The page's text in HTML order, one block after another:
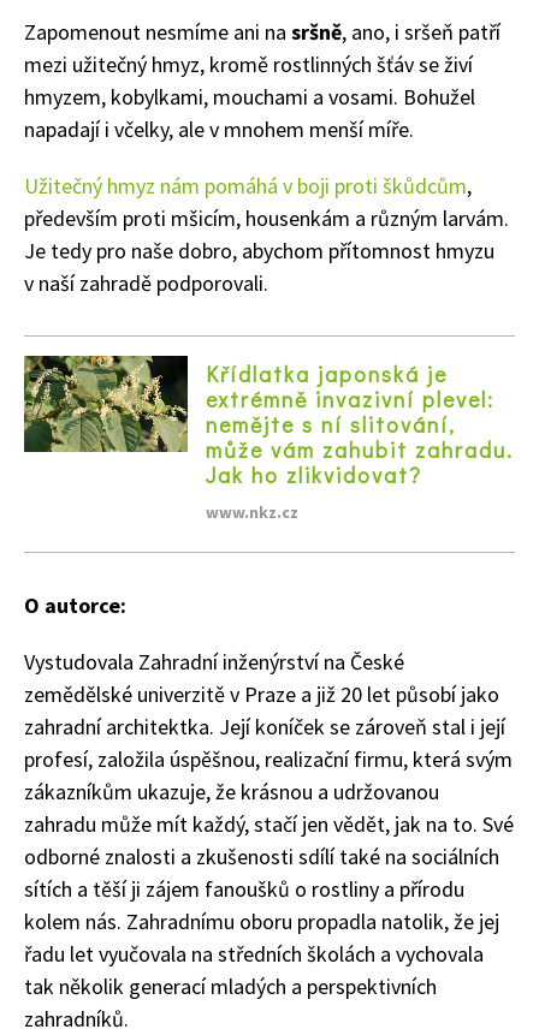
Objednat >
Naše krásná zahrada Speciál
74 Kč
Zapomenout nesmíme ani na sršně, ano, i sršeň patří
mezi užitečný hmyz, kromě rostlinných šťáv se živí
hmyzem, kobylkami, mouchami a vosami. Bohužel
napadají i včelky, ale v mnohem menší míře.
Užitečný hmyz nám pomáhá v boji proti škůdcům,
především proti mšicím, housenkám a různým larvám.
Je tedy pro naše dobro, abychom přítomnost hmyzu
v naší zahradě podporovali.
Křídlatka japonská je
extrémně invazivní plevel:
nemějte s ní slitování,
může vám zahubit zahradu.
Jak ho zlikvidovat?
www.nkz.cz
O autorce:
Vystudovala Zahradní inženýrství na České
zemědělské univerzitě v Praze a již 20 let působí jako
zahradní architektka. Její koníček se zároveň stal i její
profesí, založila úspěšnou, realizační firmu, která svým
zákazníkům ukazuje, že krásnou a udržovanou
zahradu může mít každý, stačí jen vědět, jak na to. Své
odborné znalosti a zkušenosti sdílí také na sociálních
sítích a těší ji zájem fanoušků o rostliny a přírodu
kolem nás. Zahradnímu oboru propadla natolik, že jej
řadu let vyučovala na středních školách a vychovala
tak několik generací mladých a perspektivních
zahradníků.